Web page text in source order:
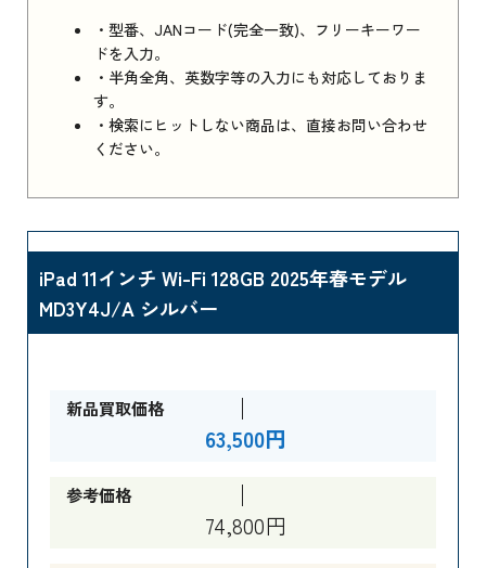
・型番、JANコード(完全一致)、フリーキーワー
ドを入力。
・半角全角、英数字等の入力にも対応しておりま
す。
・検索にヒットしない商品は、直接お問い合わせ
ください。
iPad 11インチ Wi-Fi 128GB 2025年春モデル
MD3Y4J/A シルバー
新品買取価格
63,500円
参考価格
74,800円